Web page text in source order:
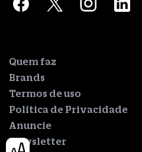
Quem faz
Brands
Termos de uso
Política de Privacidade
Anuncie
Newsletter